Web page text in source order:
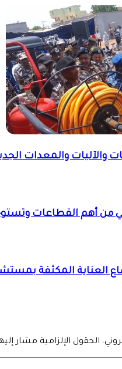
والآليات والمعدات
من أهم القطاعات
العناية المكثفة
الحقول الإلزامية مشار